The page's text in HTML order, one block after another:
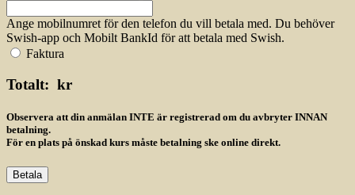
Ange mobilnumret för den telefon du vill betala med. Du behöver
Swish-app och Mobilt BankId för att betala med Swish.
Faktura
Totalt: kr
Observera att din anmälan INTE är registrerad om du avbryter INNAN
betalning.
För en plats på önskad kurs måste betalning ske online direkt.